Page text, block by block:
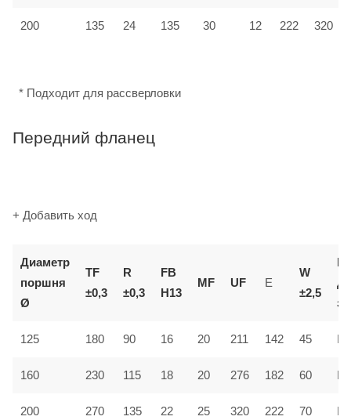
200 135 24 135 30 12 222 320
* Подходит для рассверловки
Передний фланец
+ Добавить ход
Диаметр
поршня
Ø
TF
±0,3
R
±0,3
FB
H13
MF UF E
W
±2,5
125 180 90 16 20 211 142 45
160 230 115 18 20 276 182 60
200 270 135 22 25 320 222 70